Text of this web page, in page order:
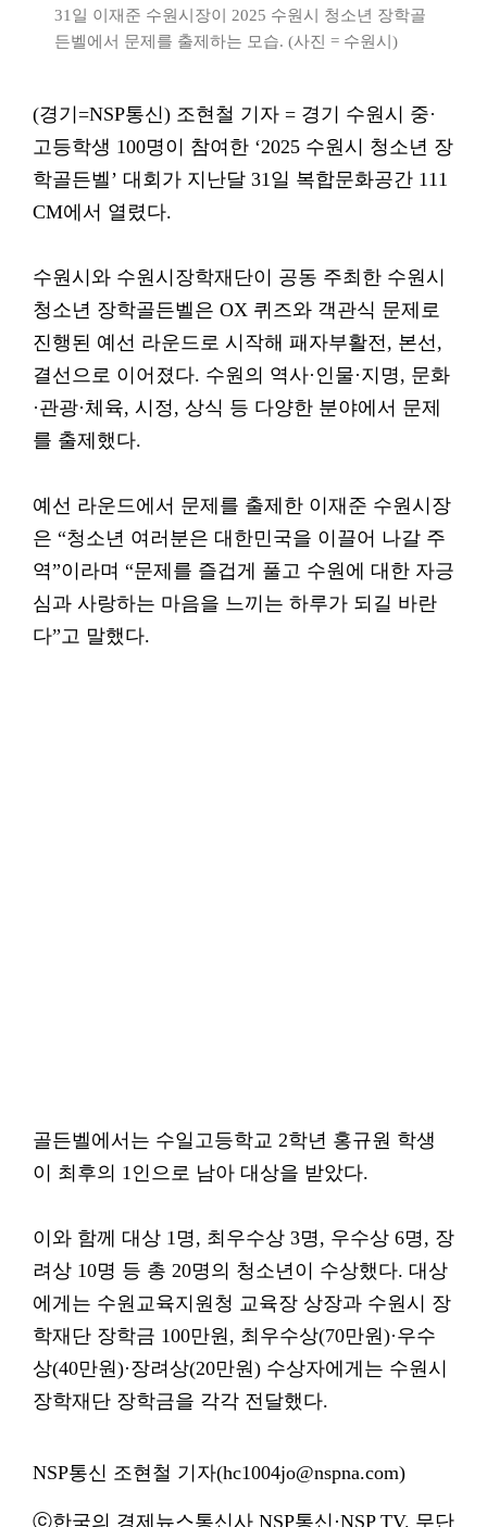
31일 이재준 수원시장이 2025 수원시 청소년 장학골
든벨에서 문제를 출제하는 모습. (사진 = 수원시)
(경기=NSP통신) 조현철 기자 = 경기 수원시 중·
고등학생 100명이 참여한 ‘2025 수원시 청소년 장
학골든벨’ 대회가 지난달 31일 복합문화공간 111
CM에서 열렸다.
수원시와 수원시장학재단이 공동 주최한 수원시
청소년 장학골든벨은 OX 퀴즈와 객관식 문제로
진행된 예선 라운드로 시작해 패자부활전, 본선,
결선으로 이어졌다. 수원의 역사·인물·지명, 문화
·관광·체육, 시정, 상식 등 다양한 분야에서 문제
를 출제했다.
예선 라운드에서 문제를 출제한 이재준 수원시장
은 “청소년 여러분은 대한민국을 이끌어 나갈 주
역”이라며 “문제를 즐겁게 풀고 수원에 대한 자긍
심과 사랑하는 마음을 느끼는 하루가 되길 바란
다”고 말했다.
골든벨에서는 수일고등학교 2학년 홍규원 학생
이 최후의 1인으로 남아 대상을 받았다.
이와 함께 대상 1명, 최우수상 3명, 우수상 6명, 장
려상 10명 등 총 20명의 청소년이 수상했다. 대상
에게는 수원교육지원청 교육장 상장과 수원시 장
학재단 장학금 100만원, 최우수상(70만원)·우수
상(40만원)·장려상(20만원) 수상자에게는 수원시
장학재단 장학금을 각각 전달했다.
NSP통신 조현철 기자(hc1004jo@nspna.com)
ⓒ한국의 경제뉴스통신사 NSP통신·NSP TV. 무단